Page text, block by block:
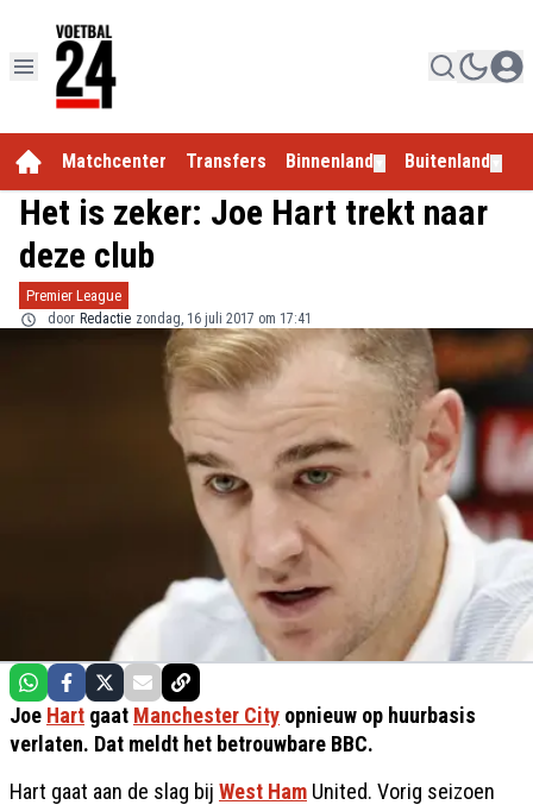
Matchcenter Transfers Binnenland Buitenland
Het is zeker: Joe Hart trekt naar
deze club
Premier League
door Redactie zondag, 16 juli 2017 om 17:41
Joe Hart gaat Manchester City opnieuw op huurbasis
verlaten. Dat meldt het betrouwbare BBC.
Hart gaat aan de slag bij West Ham United. Vorig seizoen